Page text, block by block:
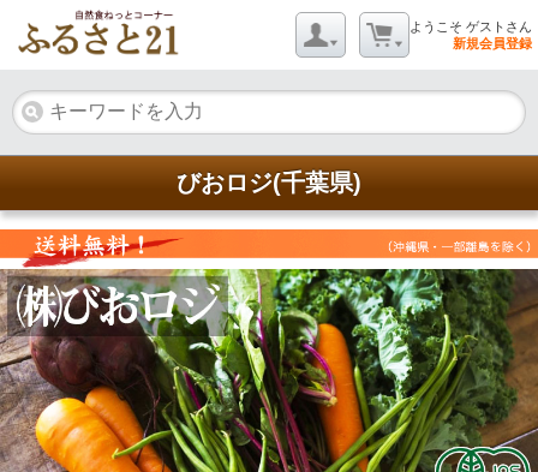
ようこそ ゲストさん
新規会員登録
びおロジ(千葉県)